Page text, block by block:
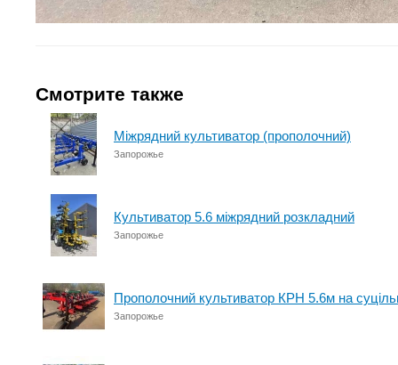
Смотрите также
Міжрядний культиватор (прополочний)
Запорожье
Культиватор 5.6 міжрядний розкладний
Запорожье
Прополочний культиватор КРН 5.6м на
Запорожье